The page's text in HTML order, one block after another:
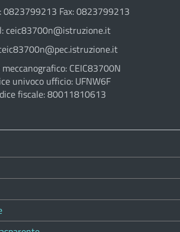
0823799213 Fax: 0823799213
ceic83700n@istruzione.it
meccanografico: CEIC83700N
univoco ufficio: UFNW6F
fiscale: 80011810613